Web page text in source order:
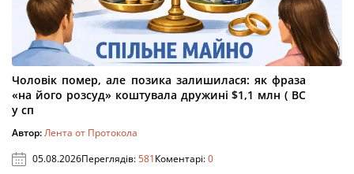
Чоловік помер, але позика залишилася: як фраза
«на його розсуд» коштувала дружині $1,1 млн ( ВС
у сп
Автор:Лента от Протокола
05.08.2026Переглядів:581Коментарі:0